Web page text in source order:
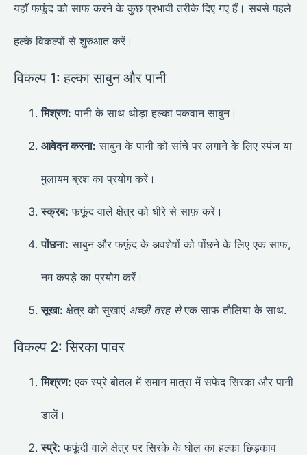
यहाँ फफूंद को साफ करने के कुछ प्रभावी तरीके दिए गए हैं। सबसे पहले
हल्के विकल्पों से शुरुआत करें।
विकल्प 1: हल्का साबुन और पानी
मिश्रण: पानी के साथ थोड़ा हल्का पकवान साबुन।
आवेदन करना: साबुन के पानी को सांचे पर लगाने के लिए स्पंज या
मुलायम ब्रश का प्रयोग करें।
स्क्रब: फफूंद वाले क्षेत्र को धीरे से साफ़ करें।
पोंछना: साबुन और फफूंद के अवशेषों को पोंछने के लिए एक साफ,
नम कपड़े का प्रयोग करें।
सूखा: क्षेत्र को सुखाएं अच्छी तरह सेएक साफ तौलिया के साथ.
विकल्प 2: सिरका पावर
मिश्रण: एक स्प्रे बोतल में समान मात्रा में सफेद सिरका और पानी
डालें।
स्प्रे: फफूंदी वाले क्षेत्र पर सिरके के घोल का हल्का छिड़काव